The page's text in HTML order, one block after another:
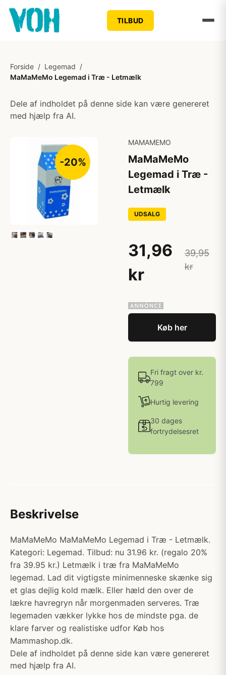
TILBUD
Forside / Legemad /
MaMaMeMo Legemad i Træ - Letmælk
Dele af indholdet på denne side kan være genereret
med hjælp fra AI.
-20%
MAMAMEMO
MaMaMeMo
Legemad i Træ -
Letmælk
UDSALG
31,96
kr
39,95
kr
Køb her
Fri fragt over kr.
799
Hurtig levering
30 dages
fortrydelsesret
Beskrivelse
MaMaMeMo MaMaMeMo Legemad i Træ - Letmælk.
Kategori: Legemad. Tilbud: nu 31.96 kr. (regalo 20%
fra 39.95 kr.) Letmælk i træ fra MaMaMeMo
legemad. Lad dit vigtigste minimenneske skænke sig
et glas dejlig kold mælk. Eller hæld den over de
lækre havregryn når morgenmaden serveres. Træ
legemaden vækker lykke hos de mindste pga. de
klare farver og realistiske udfor Køb hos
Mammashop.dk.
Dele af indholdet på denne side kan være genereret
med hjælp fra AI.